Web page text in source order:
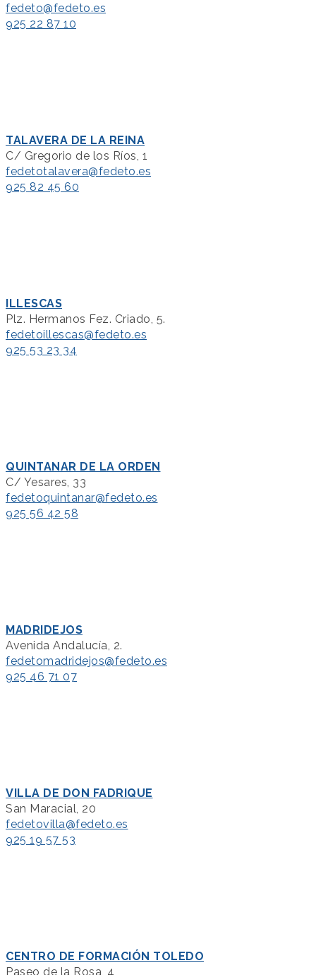
fedeto@fedeto.es
925 22 87 10
TALAVERA DE LA REINA
C/ Gregorio de los Ríos, 1
fedetotalavera@fedeto.es
925 82 45 60
ILLESCAS
Plz. Hermanos Fez. Criado, 5.
fedetoillescas@fedeto.es
925 53 23 34
QUINTANAR DE LA ORDEN
C/ Yesares, 33
fedetoquintanar@fedeto.es
925 56 42 58
MADRIDEJOS
Avenida Andalucía, 2.
fedetomadridejos@fedeto.es
925 46 71 07
VILLA DE DON FADRIQUE
San Maracial, 20
fedetovilla@fedeto.es
925 19 57 53
CENTRO DE FORMACIÓN TOLEDO
Paseo de la Rosa, 4